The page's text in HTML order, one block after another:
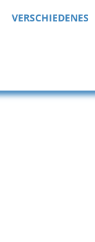
VERSCHIEDENES